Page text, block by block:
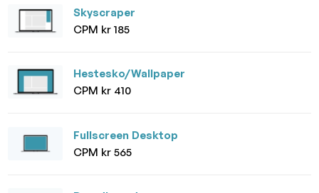
Skyscraper
CPM kr 185
Hestesko/Wallpaper
CPM kr 410
Fullscreen Desktop
CPM kr 565